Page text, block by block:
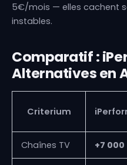
5€/mois — elles cachent
instables.
Comparatif :
Alternatives en
Criterium
Chaînes TV +7 000